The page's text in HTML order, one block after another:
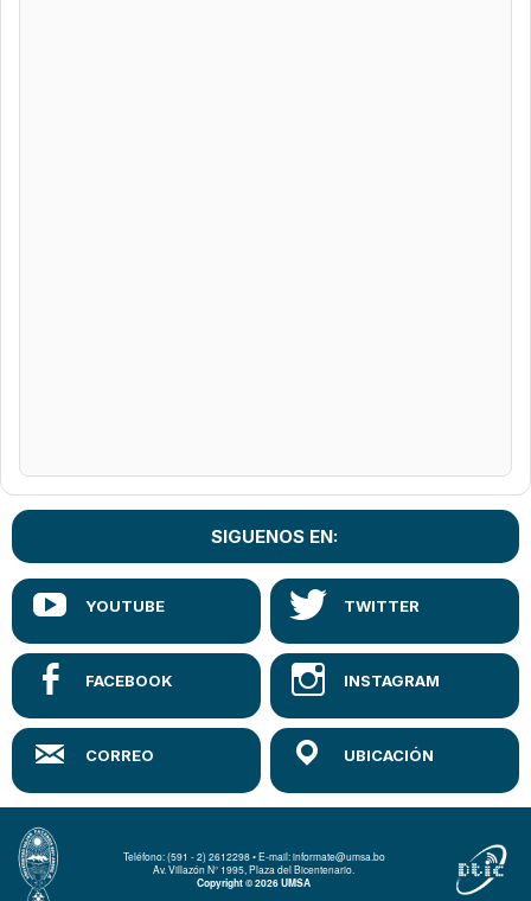
SIGUENOS EN:
Teléfono: (591 - 2) 2612298 • E-mail: informate@umsa.bo
Av. Villazón N° 1995, Plaza del Bicentenario.
Copyright © 2026 UMSA